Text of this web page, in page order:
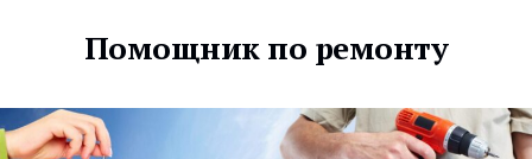
Помощник по ремонту